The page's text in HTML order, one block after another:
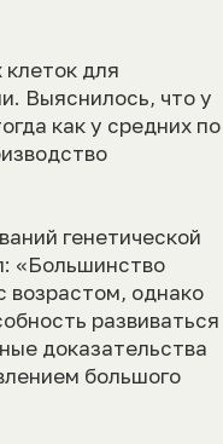
для
Выяснилось, что у
как у средних по
генетической
«Большинство
возрастом, однако
развиваться
доказательства
большого